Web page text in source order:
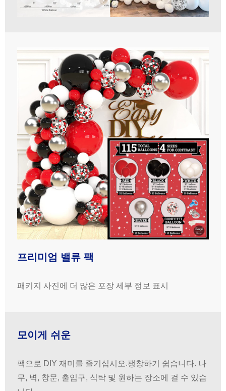
프리미엄 밸류 팩
패키지 사진에 더 많은 포장 세부 정보 표시
모이게 쉬운
팩으로 DIY 재미를 즐기십시오.팽창하기 쉽습니다. 나
무, 벽, 창문, 출입구, 식탁 및 원하는 장소에 걸 수 있습